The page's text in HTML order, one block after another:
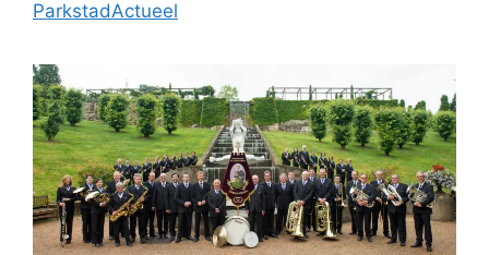
ParkstadActueel